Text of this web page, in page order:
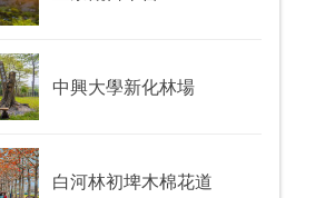
中興大學新化林場
白河林初埤木棉花道